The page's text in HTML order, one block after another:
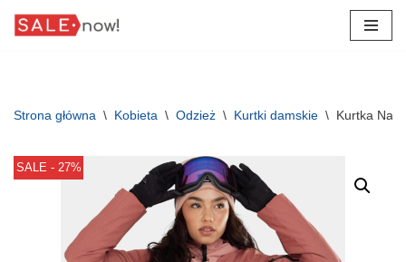
Strona główna \ Kobieta \ Odzież \ Kurtki damskie \ Kurtka
SALE - 27%